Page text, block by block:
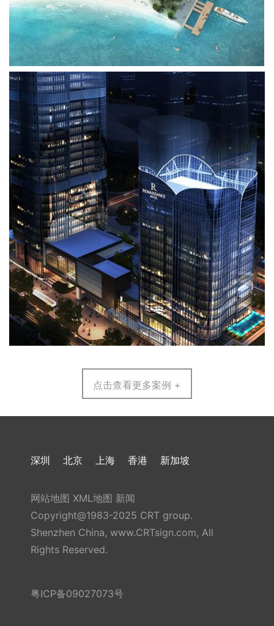
点击查看更多案例 +
深圳 北京 上海 香港 新加坡
网站地图 XML地图 新闻
Copyright@1983-2025 CRT group.
Shenzhen China, www.CRTsign.com, All
Rights Reserved.
粤ICP备09027073号